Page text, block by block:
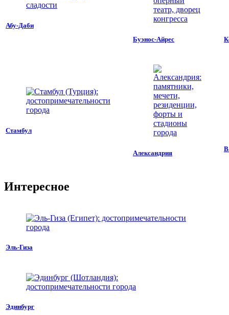
Абу-Даби
Буэнос-Айрес
Стамбул
Александрия
Интересное
Эль-Гиза
Эдинбург